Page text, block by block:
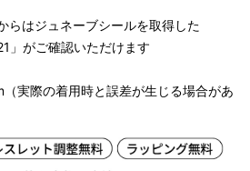
らはジュネーブシールを取得した
」がご確認いただけます
実際の着用時と誤差が生じる場合があ